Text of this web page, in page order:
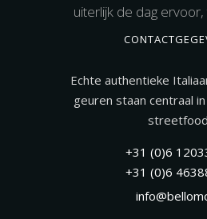
uiterlijk de dag
Echte authentieke
geuren staan centraal
+31 (0)6
+31 (0)6